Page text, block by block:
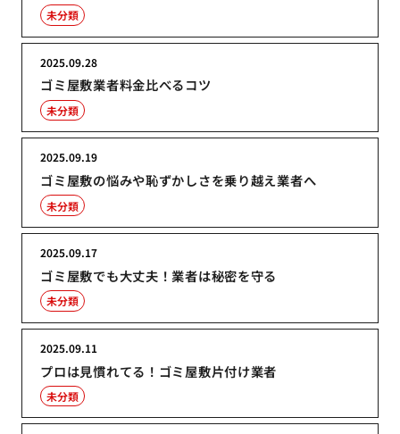
未分類
ゴミ屋敷業者料金比べるコツ
2025.09.28
未分類
ゴミ屋敷の悩みや恥ずかしさを乗り越え業者へ
2025.09.19
未分類
ゴミ屋敷でも大丈夫！業者は秘密を守る
2025.09.17
未分類
プロは見慣れてる！ゴミ屋敷片付け業者
2025.09.11
未分類